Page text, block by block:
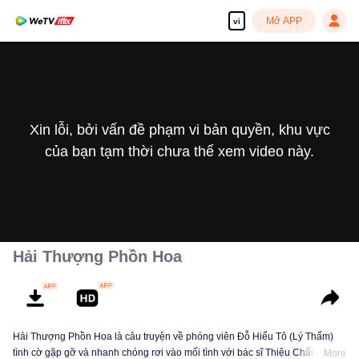
vi Mở APP
Xin lỗi, bởi vấn đề phạm vi bản quyền, khu vực
của bạn tạm thời chưa thể xem video này.
Hải Thượng Phồn Hoa
Hải Thượng Phồn Hoa là câu truyện về phóng viên Đỗ Hiểu Tô (Lý Thấm)
tình cờ gặp gỡ và nhanh chóng rơi vào mối tình với bác sĩ Thiệu Chấn Vinh
More